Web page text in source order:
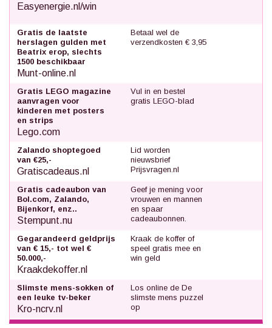
Easyenergie.nl/win
Gratis de laatste
herslagen gulden met
Beatrix erop, slechts
1500 beschikbaar
Munt-online.nl
Betaal wel de
verzendkosten € 3,95
Gratis LEGO magazine
aanvragen voor
kinderen met posters
en strips
Lego.com
Vul in en bestel
gratis LEGO-blad
Zalando shoptegoed
van €25,-
Gratiscadeaus.nl
Lid worden
nieuwsbrief
Prijsvragen.nl
Gratis cadeaubon van
Bol.com, Zalando,
Bijenkorf, enz..
Stempunt.nu
Geef je mening voor
vrouwen en mannen
en spaar
cadeaubonnen.
Gegarandeerd geldprijs
van € 15,- tot wel €
50.000,-
Kraakdekoffer.nl
Kraak de koffer of
speel gratis mee en
win geld
Slimste mens-sokken of
een leuke tv-beker
Kro-ncrv.nl
Los online de De
slimste mens puzzel
op